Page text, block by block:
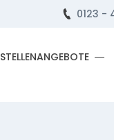
0123 -
STELLENANGEBOTE